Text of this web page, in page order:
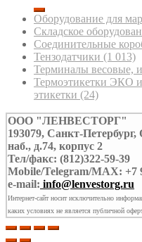
Оборудование для
Складское
Соединительные
Тензодатчики (1 013)
Терминалы весовые,
Термоэтикетки ЭКО
этикетки (24)
ООО "ЛЕНВЕСТОРГ"
193079, Санкт-Петербург,
наб., д.74, корпус 2
Тел/факс: (812)322-59-39
Mobile/Telegram/MAX: +7
e-mail: info@lenvestorg.ru
Интернет-сайт носит исключительно
каких условиях не является публичной